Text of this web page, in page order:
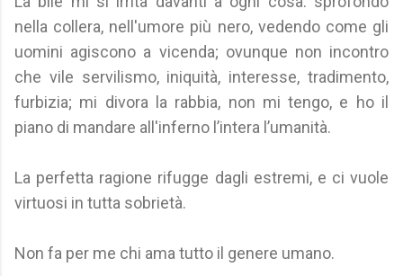
nella collera, nell'umore più nero, vedendo come gli
uomini agiscono a vicenda; ovunque non incontro
che vile servilismo, iniquità, interesse, tradimento,
furbizia; mi divora la rabbia, non mi tengo, e ho il
piano di mandare all'inferno l’intera l’umanità.
La perfetta ragione rifugge dagli estremi, e ci vuole
virtuosi in tutta sobrietà.
Non fa per me chi ama tutto il genere umano.